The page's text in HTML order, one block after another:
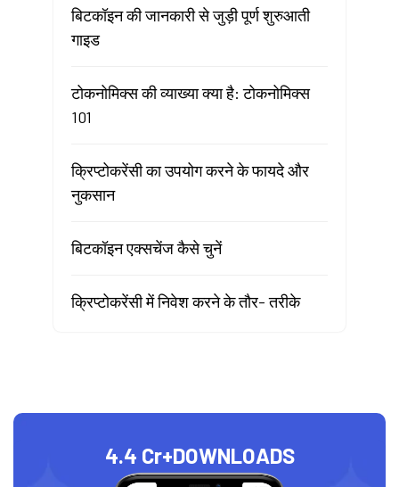
बिटकॉइन की जानकारी से जुड़ी पूर्ण शुरुआती
गाइड
टोकनोमिक्स की व्याख्या क्या है: टोकनोमिक्स
101
क्रिप्टोकरेंसी का उपयोग करने के फायदे और
नुकसान
बिटकॉइन एक्सचेंज कैसे चुनें
क्रिप्टोकरेंसी में निवेश करने के तौर- तरीके
4.4 Cr+DOWNLOADS